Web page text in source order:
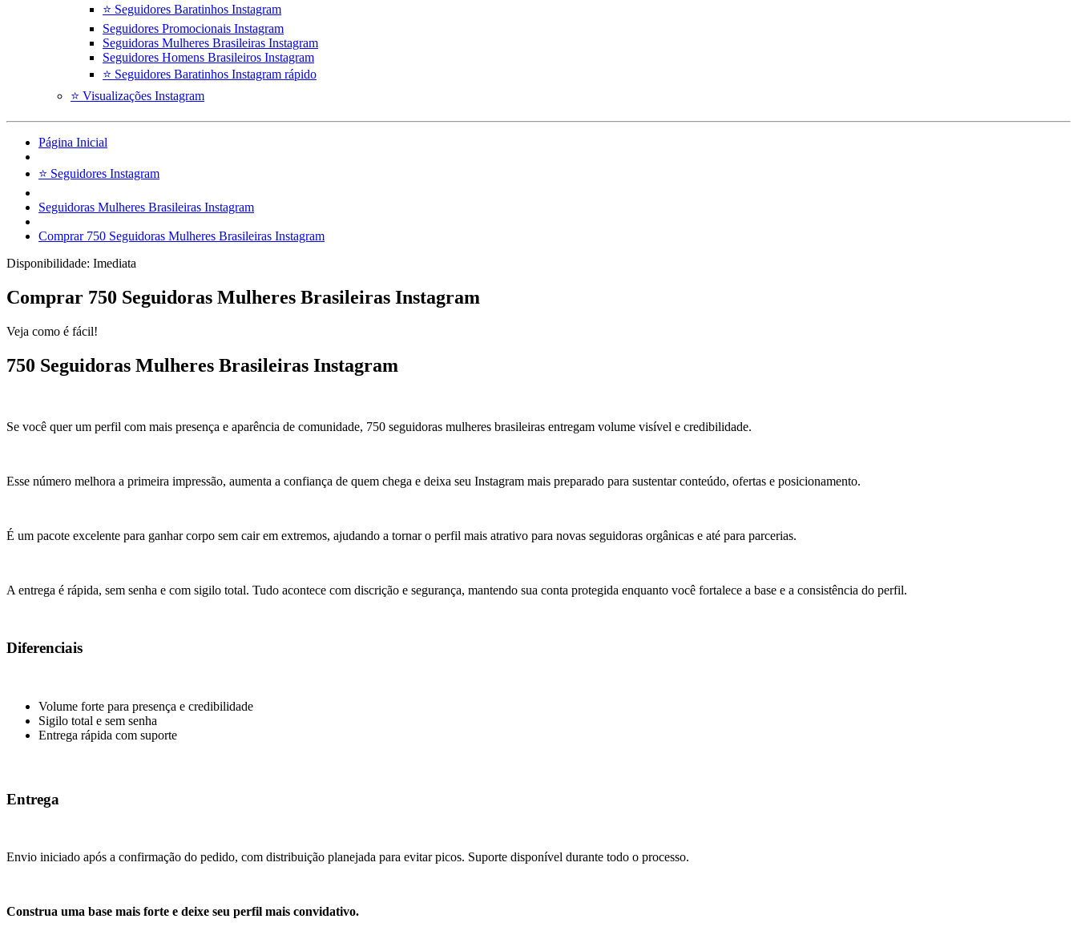
⭐ Seguidores Baratinhos Instagram
Seguidores Promocionais Instagram
Seguidoras Mulheres Brasileiras Instagram
Seguidores Homens Brasileiros Instagram
⭐ Seguidores Baratinhos Instagram rápido
⭐ Visualizações Instagram
Página Inicial
⭐ Seguidores Instagram
Seguidoras Mulheres Brasileiras Instagram
Comprar 750 Seguidoras Mulheres Brasileiras Instagram
Disponibilidade: Imediata
Comprar 750 Seguidoras Mulheres Brasileiras Instagram
Veja como é fácil!
750 Seguidoras Mulheres Brasileiras Instagram
Se você quer um perfil com mais presença e aparência de comunidade, 750 seguidoras mulheres brasileiras entregam volume visível e credibilidade.
Esse número melhora a primeira impressão, aumenta a confiança de quem chega e deixa seu Instagram mais preparado para sustentar conteúdo, ofertas e posicionamento.
É um pacote excelente para ganhar corpo sem cair em extremos, ajudando a tornar o perfil mais atrativo para novas seguidoras orgânicas e até para parcerias.
A entrega é rápida, sem senha e com sigilo total. Tudo acontece com discrição e segurança, mantendo sua conta protegida enquanto você fortalece a base e a consistência do perfil.
Diferenciais
Volume forte para presença e credibilidade
Sigilo total e sem senha
Entrega rápida com suporte
Entrega
Envio iniciado após a confirmação do pedido, com distribuição planejada para evitar picos. Suporte disponível durante todo o processo.
Construa uma base mais forte e deixe seu perfil mais convidativo.